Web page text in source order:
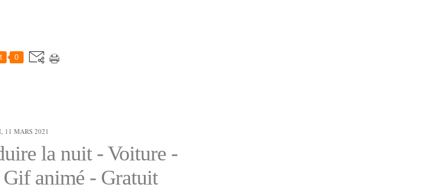
0
11 MARS 2021
la nuit - Voiture -
animé - Gratuit